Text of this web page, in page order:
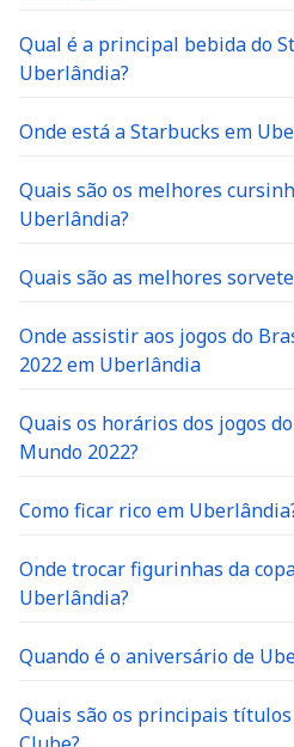
Qual é a principal bebida do
Uberlândia?
Onde está a Starbucks em
Quais são os melhores
Uberlândia?
Quais são as melhores
Onde assistir aos jogos do
2022 em Uberlândia
Quais os horários dos jogos
Mundo 2022?
Como ficar rico em
Onde trocar figurinhas da
Uberlândia?
Quando é o aniversário de
Quais são os principais